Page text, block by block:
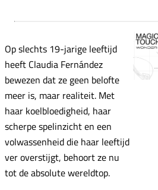
Op slechts 19-jarige leeftijd
heeft Claudia Fernández
bewezen dat ze geen belofte
meer is, maar realiteit. Met
haar koelbloedigheid, haar
scherpe spelinzicht en een
volwassenheid die haar leeftijd
ver overstijgt, behoort ze nu
tot de absolute wereldtop.